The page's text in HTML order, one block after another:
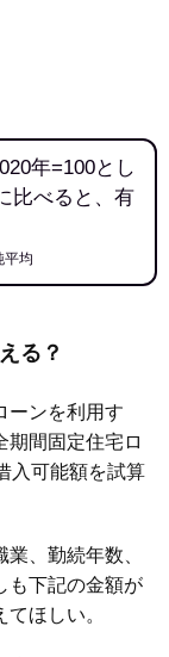
年=100とし
比べると、有
平均
る？
ーンを利用す
期間固定住宅ロ
入可能額を試算
、勤続年数、
も下記の金額が
ほしい。